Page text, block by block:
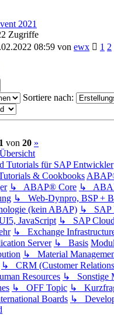
2021
Zugriffe
08:59 von ewx 1 2
Sortiere nach:
1 von 20 (current)
»
Tutorials für SAP Entwickler
& Cookbooks
↳ ABAP® Core ↳
↳ Web-Dynpro, BSP +
(kein ABAP) ↳ SAP
JavaScript ↳ SAP
↳ Exchange
Server ↳ Basis
↳ Material
↳ CRM (Customer
Resources ↳ Sonstige
↳ OFF Topic ↳
Boards ↳